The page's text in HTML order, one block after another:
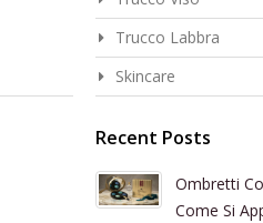
Trucco Labbra
Skincare
Recent Posts
Ombretti
Come Si